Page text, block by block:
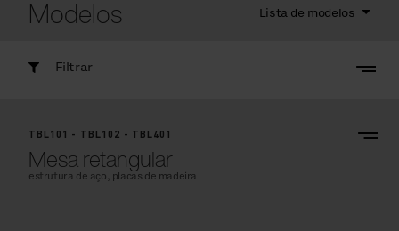
Modelos Lista de modelos
Filtrar
TBL101 - TBL102 - TBL401
Mesa retangular
estrutura de aço, placas de madeira